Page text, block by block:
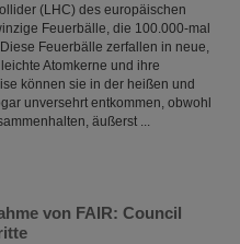
(LHC) des europäischen
Feuerbälle, die 100.000-mal
Feuerbälle zerfallen in neue,
Atomkerne und ihre
können sie in der heißen und
unversehrt entkommen, obwohl
äußerst ...
von FAIR: Council